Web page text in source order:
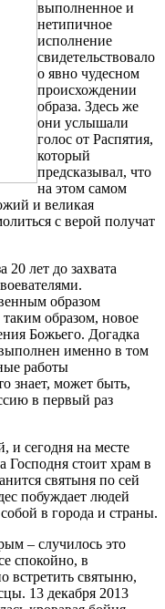
выполненное и
нетипичное
исполнение
свидетельствовало
о явно чудесном
происхождении
образа. Здесь же
они услышали
голос от Распятия,
который
предсказывал, что
на этом самом
и великая
с верой получат
лет до захвата
образом
образом, новое
Божьего. Догадка
именно в том
работы
знает, может быть,
в первый раз
и сегодня на месте
Господня стоит храм в
святыня по сей
побуждает людей
в города и страны.
– случилось это
спокойно, в
встретить святыню,
13 декабря 2013